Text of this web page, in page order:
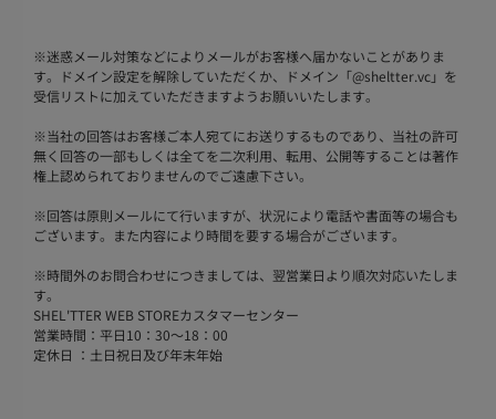
※迷惑メール対策などによりメールがお客様へ届かないことがありま
す。ドメイン設定を解除していただくか、ドメイン「@sheltter.vc」を
受信リストに加えていただきますようお願いいたします。
※当社の回答はお客様ご本人宛てにお送りするものであり、当社の許可
無く回答の一部もしくは全てを二次利用、転用、公開等することは著作
権上認められておりませんのでご遠慮下さい。
※回答は原則メールにて行いますが、状況により電話や書面等の場合も
ございます。また内容により時間を要する場合がございます。
※時間外のお問合わせにつきましては、翌営業日より順次対応いたしま
す。
SHEL'TTER WEB STOREカスタマーセンター
営業時間：平日10：30～18：00
定休日 ：土日祝日及び年末年始